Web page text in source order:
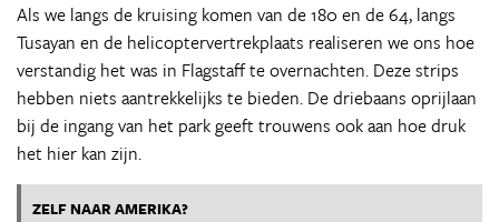
Als we langs de kruising komen van de 180 en de 64, langs
Tusayan en de helicoptervertrekplaats realiseren we ons hoe
verstandig het was in Flagstaff te overnachten. Deze strips
hebben niets aantrekkelijks te bieden. De driebaans oprijlaan
bij de ingang van het park geeft trouwens ook aan hoe druk
het hier kan zijn.
ZELF NAAR AMERIKA?